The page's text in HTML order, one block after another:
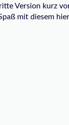
Version kurz
mit diesem